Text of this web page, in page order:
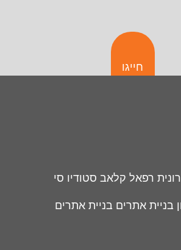
חייגו
רונית רפאל קלאב סטודיו סי
בניית אתרים